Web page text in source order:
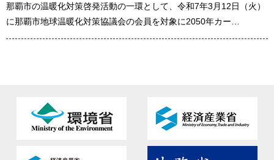
那覇市の温暖化対策啓発活動の一環として、令和7年3月12日（火）
に那覇市地球温暖化対策協議会の会員を対象に2050年カー…